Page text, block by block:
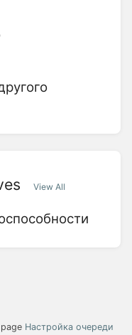
Настройка очереди
View All